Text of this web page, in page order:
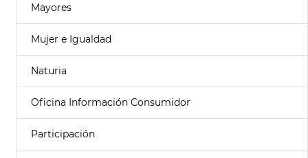
Mayores
Mujer e Igualdad
Naturia
Oficina Información Consumidor
Participación